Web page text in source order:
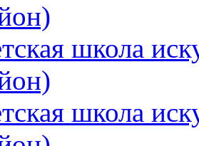
школа
школа